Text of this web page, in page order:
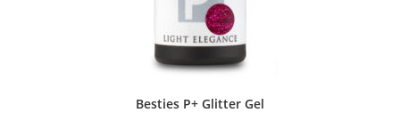
Besties P+ Glitter Gel